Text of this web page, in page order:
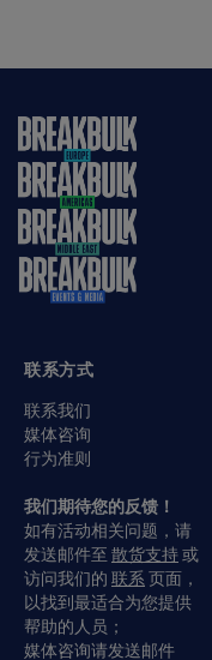
联系方式
联系我们
媒体咨询
行为准则
我们期待您的反馈！
如有活动相关问题，请
发送邮件至 散货支持或
访问我们的 联系 页面，
以找到最适合为您提供
帮助的人员；
媒体咨询请发送邮件